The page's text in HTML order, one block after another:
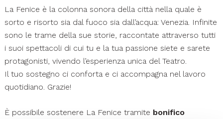
La Fenice è la colonna sonora della città nella quale è
sorto e risorto sia dal fuoco sia dall’acqua: Venezia. Infinite
sono le trame della sue storie, raccontate attraverso tutti
i suoi spettacoli di cui tu e la tua passione siete e sarete
protagonisti, vivendo l’esperienza unica del Teatro.
Il tuo sostegno ci conforta e ci accompagna nel lavoro
quotidiano. Grazie!
È possibile sostenere La Fenice tramite bonifico